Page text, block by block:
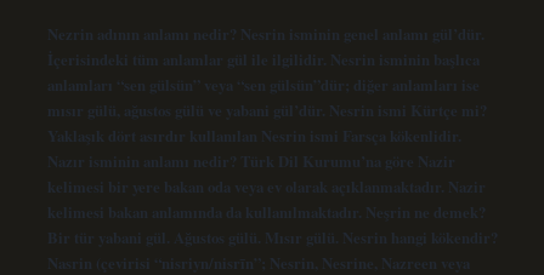
Nezrin adının anlamı nedir? Nesrin isminin genel anlamı gül’dür.
İçerisindeki tüm anlamlar gül ile ilgilidir. Nesrin isminin başlıca
anlamları “sen gülsün” veya “sen gülsün”dür; diğer anlamları ise
mısır gülü, ağustos gülü ve yabani gül’dür. Nesrin ismi Kürtçe mi?
Yaklaşık dört asırdır kullanılan Nesrin ismi Farsça kökenlidir.
Nazır isminin anlamı nedir? Türk Dil Kurumu’na göre Nazir
kelimesi bir yere bakan oda veya ev olarak açıklanmaktadır. Nazir
kelimesi bakan anlamında da kullanılmaktadır. Neşrin ne demek?
Bir tür yabani gül. Ağustos gülü. Mısır gülü. Nesrin hangi kökendir?
Nasrin (çevirisi “nisriyn/nisrīn”; Nesrin, Nesrine, Nazreen veya